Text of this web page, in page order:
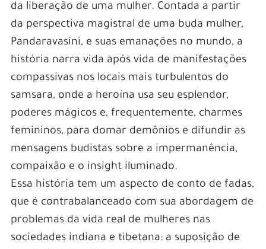
da liberação de uma mulher. Contada a partir
da perspectiva magistral de uma buda mulher,
Pandaravasini, e suas emanações no mundo, a
história narra vida após vida de manifestações
compassivas nos locais mais turbulentos do
samsara, onde a heroína usa seu esplendor,
poderes mágicos e, frequentemente, charmes
femininos, para domar demônios e difundir as
mensagens budistas sobre a impermanência,
compaixão e o insight iluminado.
Essa história tem um aspecto de conto de fadas,
que é contrabalanceado com sua abordagem de
problemas da vida real de mulheres nas
sociedades indiana e tibetana: a suposição de